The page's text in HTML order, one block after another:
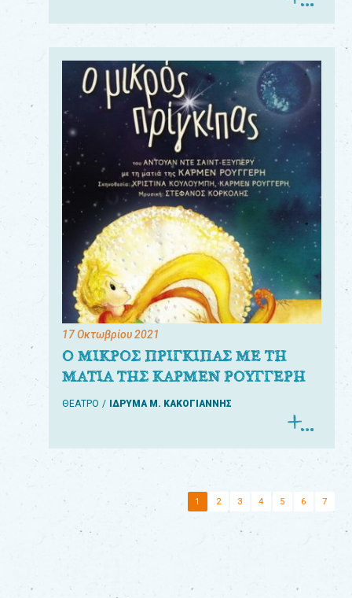
17 Οκτωβρίου 2021
Ο ΜΙΚΡΟΣ ΠΡΙΓΚΙΠΑΣ ΜΕ ΤΗ
ΜΑΤΙΑ ΤΗΣ ΚΑΡΜΕΝ ΡΟΥΓΓΕΡΗ
ΘΕΑΤΡΟ ΙΔΡΥΜΑ Μ. ΚΑΚΟΓΙΑΝΝΗΣ
1 2 3 4 5 6 7